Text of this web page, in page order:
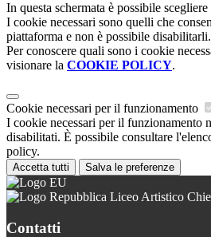
In questa schermata è possibile
I cookie necessari sono quelli che
piattaforma e non è possibile disabilitarli.
Per conoscere quali sono i cookie
visionare la COOKIE POLICY.
Cookie necessari per il funzionamento
I cookie necessari per il funzionamento
disabilitati. È possibile consultare
policy.
Accetta tutti Salva le preferenze
Liceo Artistico
Contatti